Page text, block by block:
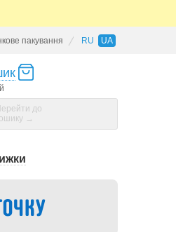
пакування RU UA
до
→